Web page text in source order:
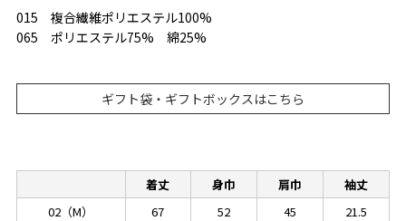
015 複合繊維ポリエステル100%
065 ポリエステル75% 綿25%
ギフト袋・ギフトボックスはこちら
着丈 身巾 肩巾
袖丈
02（M）
67 52 45
21.5